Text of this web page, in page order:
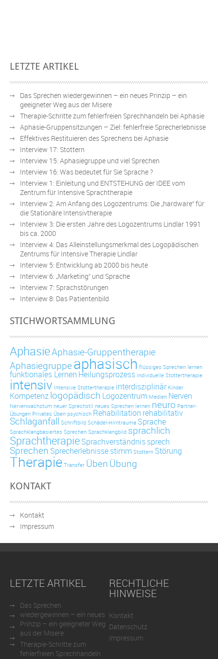
LETZTE ARTIKEL
Das Sprechen wiedergewinnen – ein neues Prinzip – ein
geeigneter Weg aus der Misere
Therapie-Schritte zum fehlerfreien Sprechhandeln bei Aphasie
Aphasie-Gruppensitzungen – Ziel: fehlerfreie Sprecherlebnisse
Effektives Restituieren des Sprechens bei Aphasie
Interview 17: Stottern
Interview 15: Aphasiegruppe und viel Sprechen
Interview 16: Was bedeutet für Sie Sprache ?
Interview 1: Einleitung und ENTSTEHUNG der IDEE vom
Zentrum für Intensive Sprachtherapie
Interview 2: Am Anfang des Logozentrums: Die „hardware“ für
die Stationäre Intensivtherapie
Interview 3: Die ersten Jahre des Logozentrums Lindlar 1991
bis ca. 2000
Interview 4: Das Alleinstellungsmerkmal des Logopädischen
Zentrums für Intensive Therapie Lindlar
Interview 5: Entwicklung ab 2000 bis heute
Interview 6: „Marketing“ und Sprache
Interview 7: Sprachstörungen
Interview 8: Das Patientenbild
STICHWORTSAMMLUNG
AphasieAphasie-Gruppentherapie
Aphasiegruppeaphasisch flüssiges Sprechen lernen
funktionales Lernen Heilungsprozess individuelle Stottertherapie
intensiv Intensive Stottertherapie interdisziplinär Kinder
Kompetenzlogopädisch Logozentrum Medien Nerven
Nervenwachstum neuer Sprechstil neues Sprechen lernen neuro Partner-
Übungen Privates Üben psychisch Rehabilitation rehabilitativ
Schlaganfall Schriftbild Schädel-Hirntrauma Sprache
Sprachklangbasiertes Sprechen Sprachklangbild sprachlich
SprachtherapieSprachverständnissprech
Sprechen Sprecherlebnissestimm Stottern Störung
Therapie Transfer ÜbenÜbung
KONTAKT
Kontakt
Impressum
LETZTE ARTIKEL
Das Sprechen
wiedergewinnen – ein neues
Prinzip – ein geeigneter Weg
aus der Misere
Therapie-Schritte zum
fehlerfreien Sprechhandeln
RECHTLICHE
HINWEISE
Kontakt
Datenschutz
Impressum